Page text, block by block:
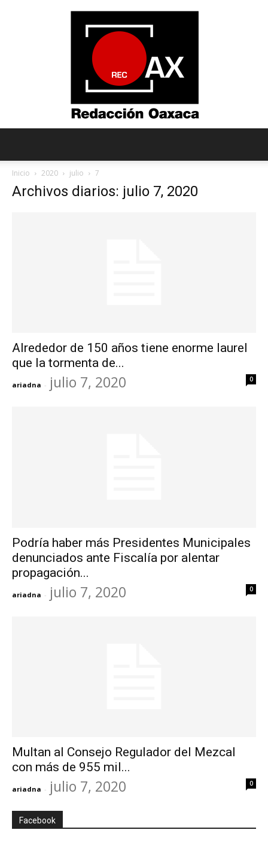
Inicio 2020 julio 7
Archivos diarios: julio 7, 2020
Alrededor de 150 años tiene enorme laurel
que la tormenta de...
ariadna - julio 7, 2020 0
Podría haber más Presidentes Municipales
denunciados ante Fiscalía por alentar
propagación...
ariadna - julio 7, 2020 0
Multan al Consejo Regulador del Mezcal
con más de 955 mil...
ariadna - julio 7, 2020 0
Facebook